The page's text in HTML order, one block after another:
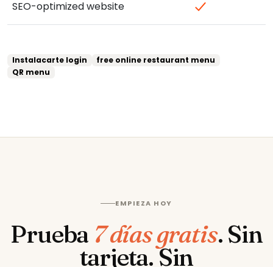
SEO-optimized website
Instalacarte login
free online restaurant menu
QR menu
EMPIEZA HOY
Prueba 7 días gratis. Sin
tarjeta. Sin